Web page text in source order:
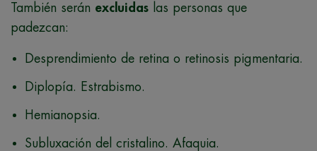
También serán excluidas las personas que
padezcan:
Desprendimiento de retina o retinosis pigmentaria.
Diplopía. Estrabismo.
Hemianopsia.
Subluxación del cristalino. Afaquia.